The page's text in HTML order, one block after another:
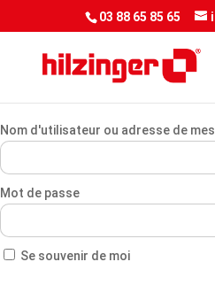
<script> jQuery(document).ready(function() { var
jQuery('.et-download-button');
03 88 65 85 65
Nom d'utilisateur ou adresse de
Mot de passe
Se souvenir de moi